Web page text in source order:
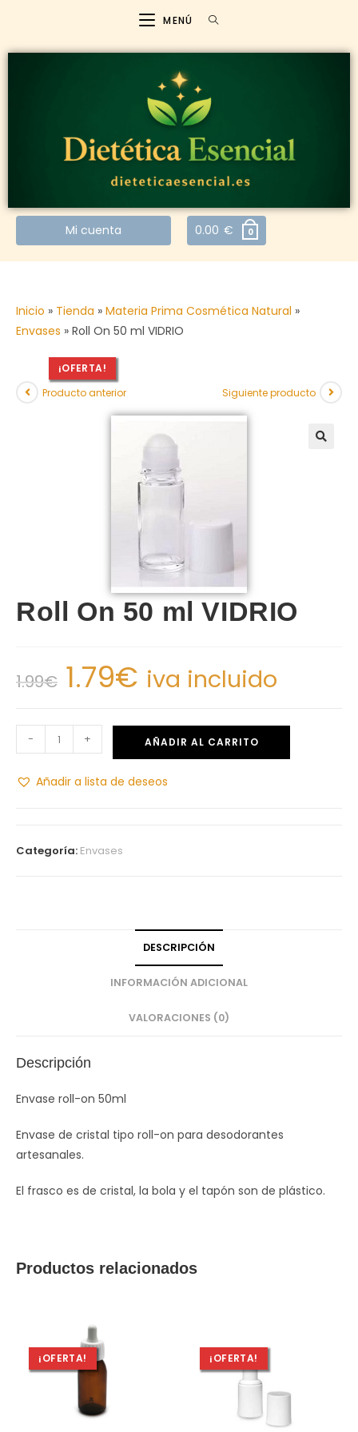
MENÚ
Mi cuenta 0.00 € 0
Inicio » Tienda » Materia Prima Cosmética Natural »
Envases » Roll On 50 ml VIDRIO
¡OFERTA!
Producto anterior
Siguiente producto
Roll On 50 ml VIDRIO
1.99€ 1.79€ iva incluido
- + AÑADIR AL CARRITO
Añadir a lista de deseos
Categoría: Envases
DESCRIPCIÓN
INFORMACIÓN ADICIONAL
VALORACIONES (0)
Descripción
Envase roll-on 50ml
Envase de cristal tipo roll-on para desodorantes
artesanales.
El frasco es de cristal, la bola y el tapón son de plástico.
Productos relacionados
¡OFERTA! ¡OFERTA!